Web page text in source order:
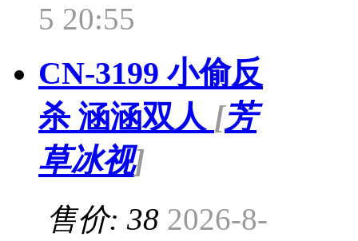
5 20:55
CN-3199 小偷反
杀 涵涵双人 [芳
草冰视]
售价: 38 2026-8-